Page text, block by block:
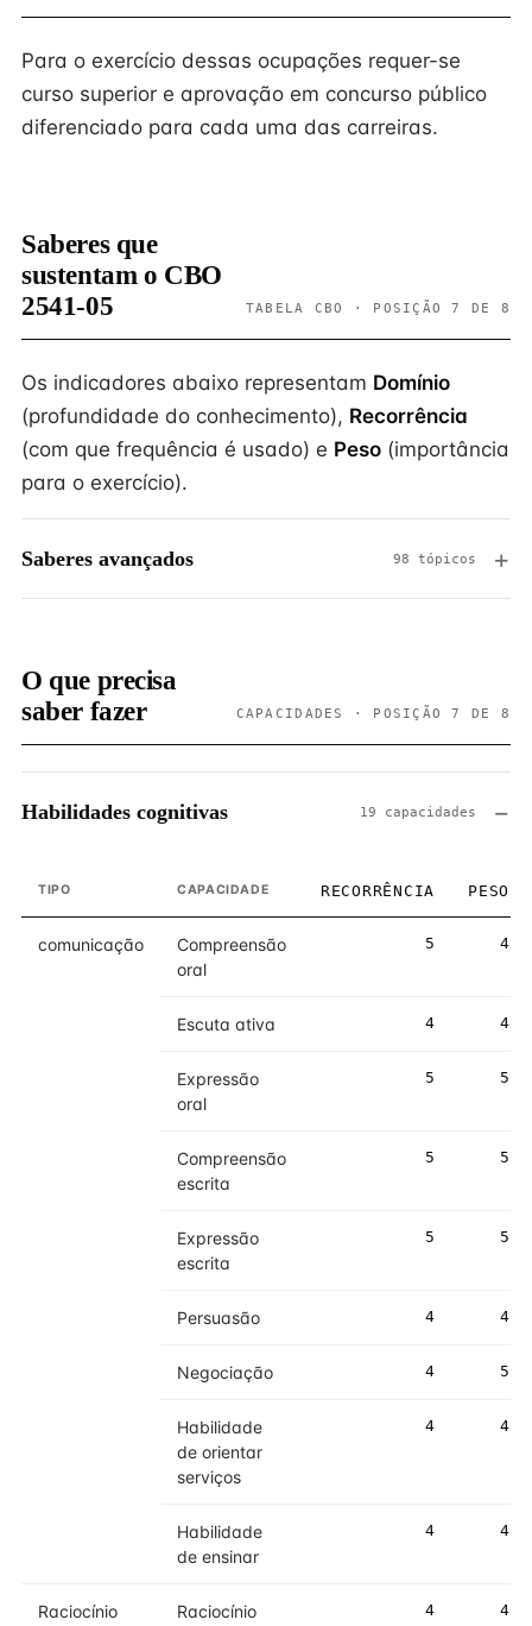
Para o exercício dessas ocupações requer-se
curso superior e aprovação em concurso público
diferenciado para cada uma das carreiras.
Saberes que
sustentam o CBO
2541-05
TABELA CBO · POSIÇÃO 7 DE 8
Os indicadores abaixo representam Domínio
(profundidade do conhecimento), Recorrência
(com que frequência é usado) e Peso (importância
para o exercício).
Saberes avançados 98 tópicos
O que precisa
saber fazer
CAPACIDADES · POSIÇÃO 7 DE 8
Habilidades cognitivas 19 capacidades
TIPO CAPACIDADE RECORRÊNCIA PESO
comunicação
Compreensão
oral
5 4
Escuta ativa 4 4
Expressão
oral
5 5
Compreensão
escrita
5 5
Expressão
escrita
5 5
Persuasão 4 4
Negociação 4 5
Habilidade
de orientar
serviços
4 4
Habilidade
de ensinar
4 4
Raciocínio Raciocínio 4 4